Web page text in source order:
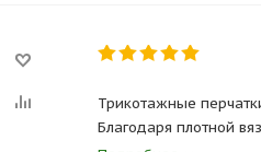
Трикотажные
Благодаря плотной